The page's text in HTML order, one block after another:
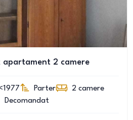
apartament 2 camere
Parter 2 camere
Decomandat